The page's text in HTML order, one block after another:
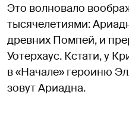
Это волновало
тысячелетиями:
древних Помпей, и
Уотерхаус. Кстати, у
в «Начале» героиню
зовут Ариадна.